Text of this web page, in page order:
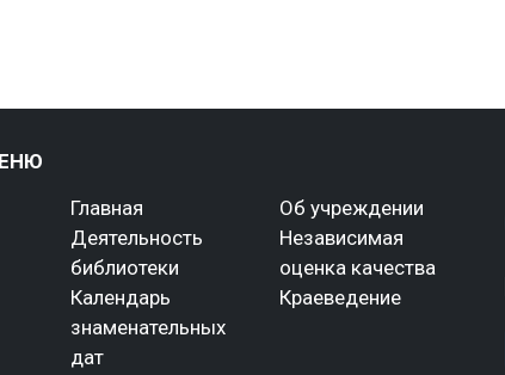
Главная
Об учреждении
Деятельность
библиотеки
Независимая
оценка качества
Календарь
знаменательных
дат
Краеведение